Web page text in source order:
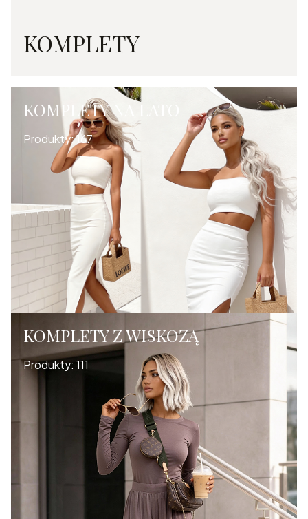
KOMPLETY
KOMPLETY NA LATO
Produkty:167
KOMPLETY Z WISKOZĄ
Produkty: 111